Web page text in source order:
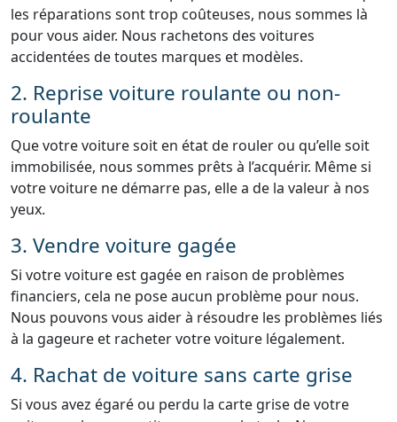
les réparations sont trop coûteuses, nous sommes là
pour vous aider. Nous rachetons des voitures
accidentées de toutes marques et modèles.
2. Reprise voiture roulante ou non-
roulante
Que votre voiture soit en état de rouler ou qu’elle soit
immobilisée, nous sommes prêts à l’acquérir. Même si
votre voiture ne démarre pas, elle a de la valeur à nos
yeux.
3. Vendre voiture gagée
Si votre voiture est gagée en raison de problèmes
financiers, cela ne pose aucun problème pour nous.
Nous pouvons vous aider à résoudre les problèmes liés
à la gageure et racheter votre voiture légalement.
4. Rachat de voiture sans carte grise
Si vous avez égaré ou perdu la carte grise de votre